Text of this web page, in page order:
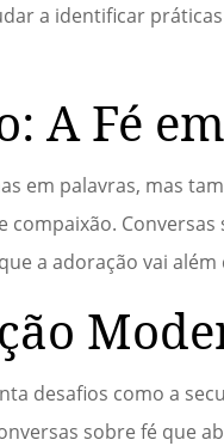
a identificar
A Fé
em palavras, mas
a adoração vai
desafios como a
sobre fé que